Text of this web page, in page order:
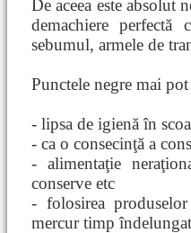
De aceea este absolut
demachiere
sebumul, armele de
Punctele negre mai
- lipsa de igienă în
- ca o consecinţă a
- alimentaţie
conserve etc
- folosirea
mercur timp